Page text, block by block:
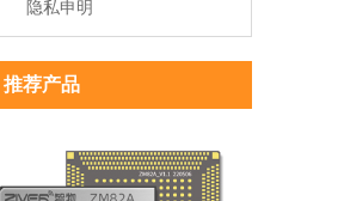
隐私申明
推荐产品